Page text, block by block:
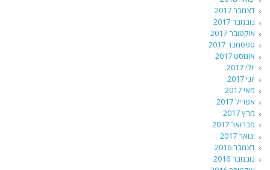
דצמבר 2017
נובמבר 2017
אוקטובר 2017
ספטמבר 2017
אוגוסט 2017
יולי 2017
יוני 2017
מאי 2017
אפריל 2017
מרץ 2017
פברואר 2017
ינואר 2017
דצמבר 2016
נובמבר 2016